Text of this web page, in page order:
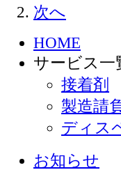
次へ
HOME
サービス一
接着剤
製造請
ディス
お知らせ